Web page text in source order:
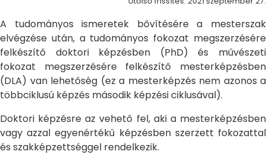
A tudományos ismeretek bővítésére a mesterszak
elvégzése után, a tudományos fokozat megszerzésére
felkészítő doktori képzésben (PhD) és művészeti
fokozat megszerzésére felkészítő mesterképzésben
(DLA) van lehetőség (ez a mesterképzés nem azonos a
többciklusú képzés második képzési ciklusával).
Doktori képzésre az vehető fel, aki a mesterképzésben
vagy azzal egyenértékű képzésben szerzett fokozattal
és szakképzettséggel rendelkezik.